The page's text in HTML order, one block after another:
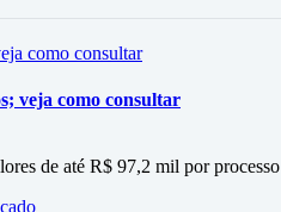
veja como consultar
de até R$ 97,2 mil por processo